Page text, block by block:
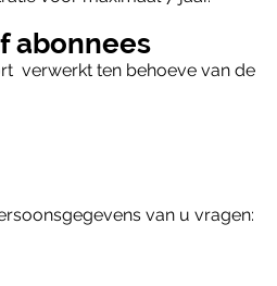
abonnees
verwerkt ten behoeve van de
van u vragen: